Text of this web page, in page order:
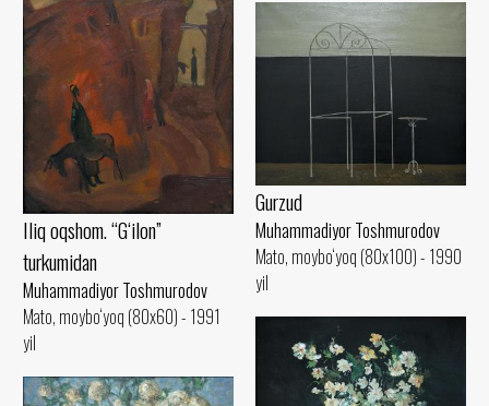
Iliq oqshom. “G‘ilon”
turkumidan
Muhammadiyor Toshmurodov
Mato, moybo‘yoq (80x60) - 1991
yil
Gurzud
Muhammadiyor Toshmurodov
Mato, moybo‘yoq (80x100) - 1990
yil